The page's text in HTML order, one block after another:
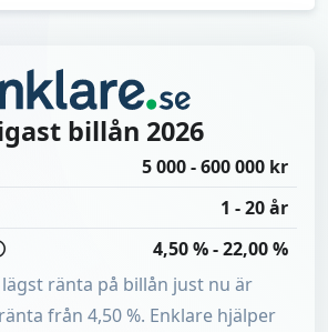
billån utan säkerhet (privatlån),
billånet 2026
med Billån.se
om oss?
jag få på mitt billån?
ta ett billån
räntan på ditt billån
ränta just nu
nya billån
du kan få på billån
billån 2026
5 000 - 600 000 kr
1 - 20 år
4,50 % - 22,00 %
ränta på billån just nu är
från 4,50 %. Enklare hjälper